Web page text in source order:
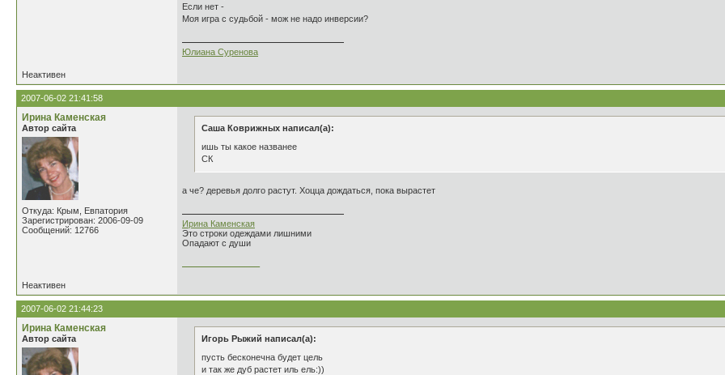
Если нет -
Моя игра с судьбой - мож не надо инверсии?
Юлиана Суренова
Неактивен
2007-06-02 21:41:58
Ирина Каменская
Автор сайта
Откуда: Крым, Евпатория
Зарегистрирован: 2006-09-09
Сообщений: 12766
Саша Коврижных написал(а):
ишь ты какое названее
СК
а че? деревья долго растут. Хоцца дождаться, пока вырастет
Ирина Каменская
Это строки одеждами лишними
Опадают с души
Неактивен
2007-06-02 21:44:23
Ирина Каменская
Автор сайта
Игорь Рыжий написал(а):
пусть бесконечна будет цель
и так же дуб растет иль ель:))